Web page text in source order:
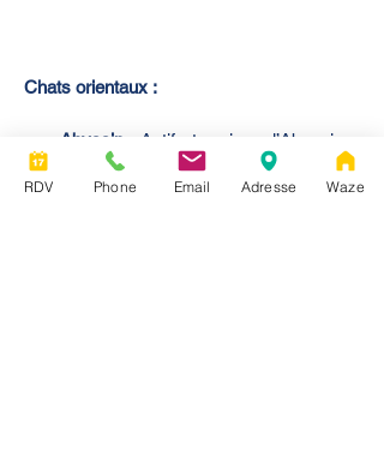
Chats orientaux :
Abyssin : Actif et curieux, l’Abyssin a
un pelage court qui nécessite peu de
toilettage. Il est souvent très intelligent
RDV Phone Email Adresse Waze